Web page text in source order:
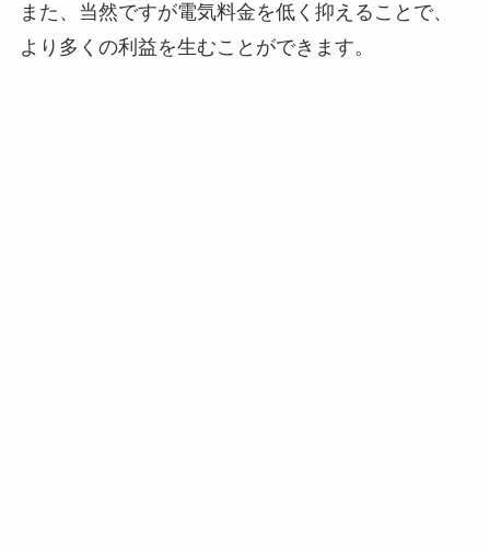
また、当然ですが電気料金を低く抑えることで、
より多くの利益を生むことができます。